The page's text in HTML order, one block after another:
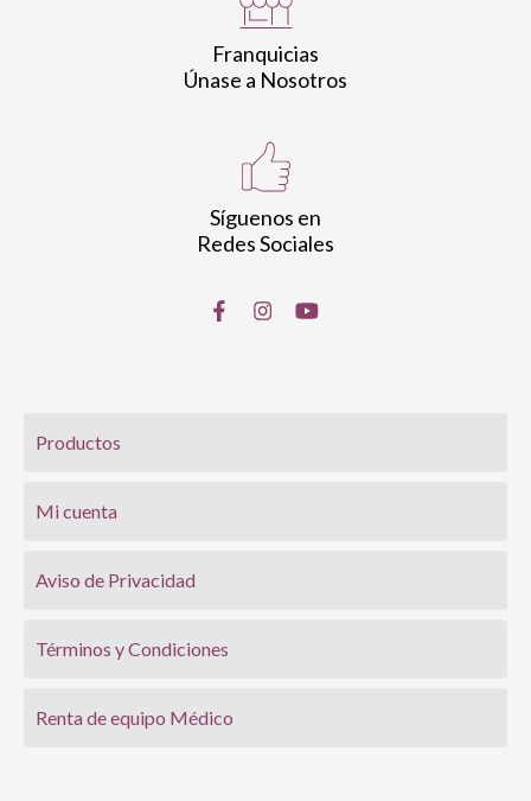
Franquicias
Únase a Nosotros
Síguenos en
Redes Sociales
Productos
Mi cuenta
Aviso de Privacidad
Términos y Condiciones
Renta de equipo Médico